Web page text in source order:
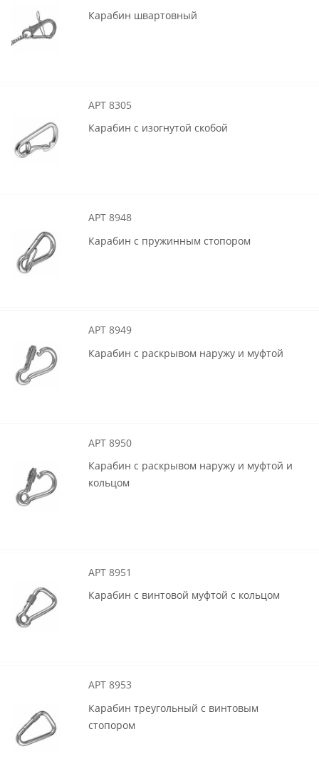
Карабин швартовный
АРТ 8305
Карабин с изогнутой скобой
АРТ 8948
Карабин с пружинным стопором
АРТ 8949
Карабин с раскрывом наружу и муфтой
АРТ 8950
Карабин с раскрывом наружу и муфтой и
кольцом
АРТ 8951
Карабин с винтовой муфтой с кольцом
АРТ 8953
Карабин треугольный с винтовым
стопором